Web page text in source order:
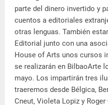
parte del dinero invertido y
cuentos a editoriales
otras lenguas. También
Editorial junto con una
House of Arts unos cursos
se realizarán en BilbaoArte
mayo. Los impartirán tres
traeremos desde Bélgica,
Cneut, Violeta Lopiz y